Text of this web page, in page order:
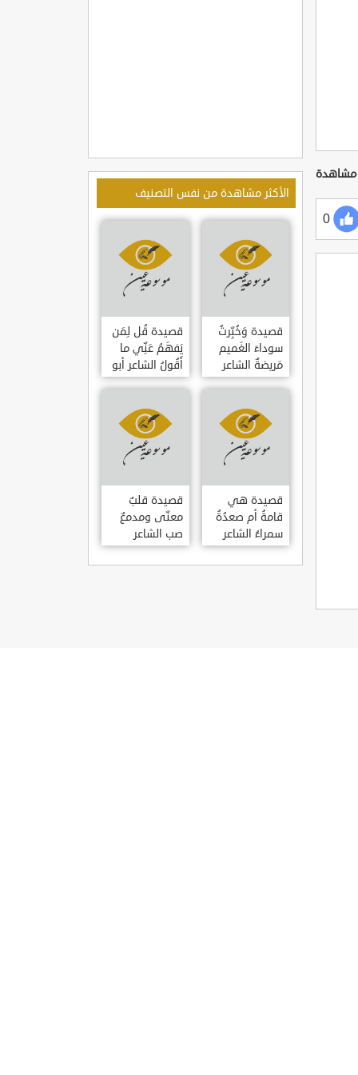
0
الأكثر مشاهدة من نفس التصنيف
قصيدة وَخُبِّرتُ
سوداءَ الغَميم
مَريضةٌ الشاعر
العوام بن عقبة
قصيدة قُل لِمَن
يَفهَمُ عَنِّي ما
أَقُولُ الشاعر أبو
حامد الغزالي
قصيدة هي
قامةُ أم صعدُةُ
سمراءُ الشاعر
سيف الدين
المشد
قصيدة قلبٌ
معنّى ومدمعٌ
صب الشاعر
سيف الدين
المشد